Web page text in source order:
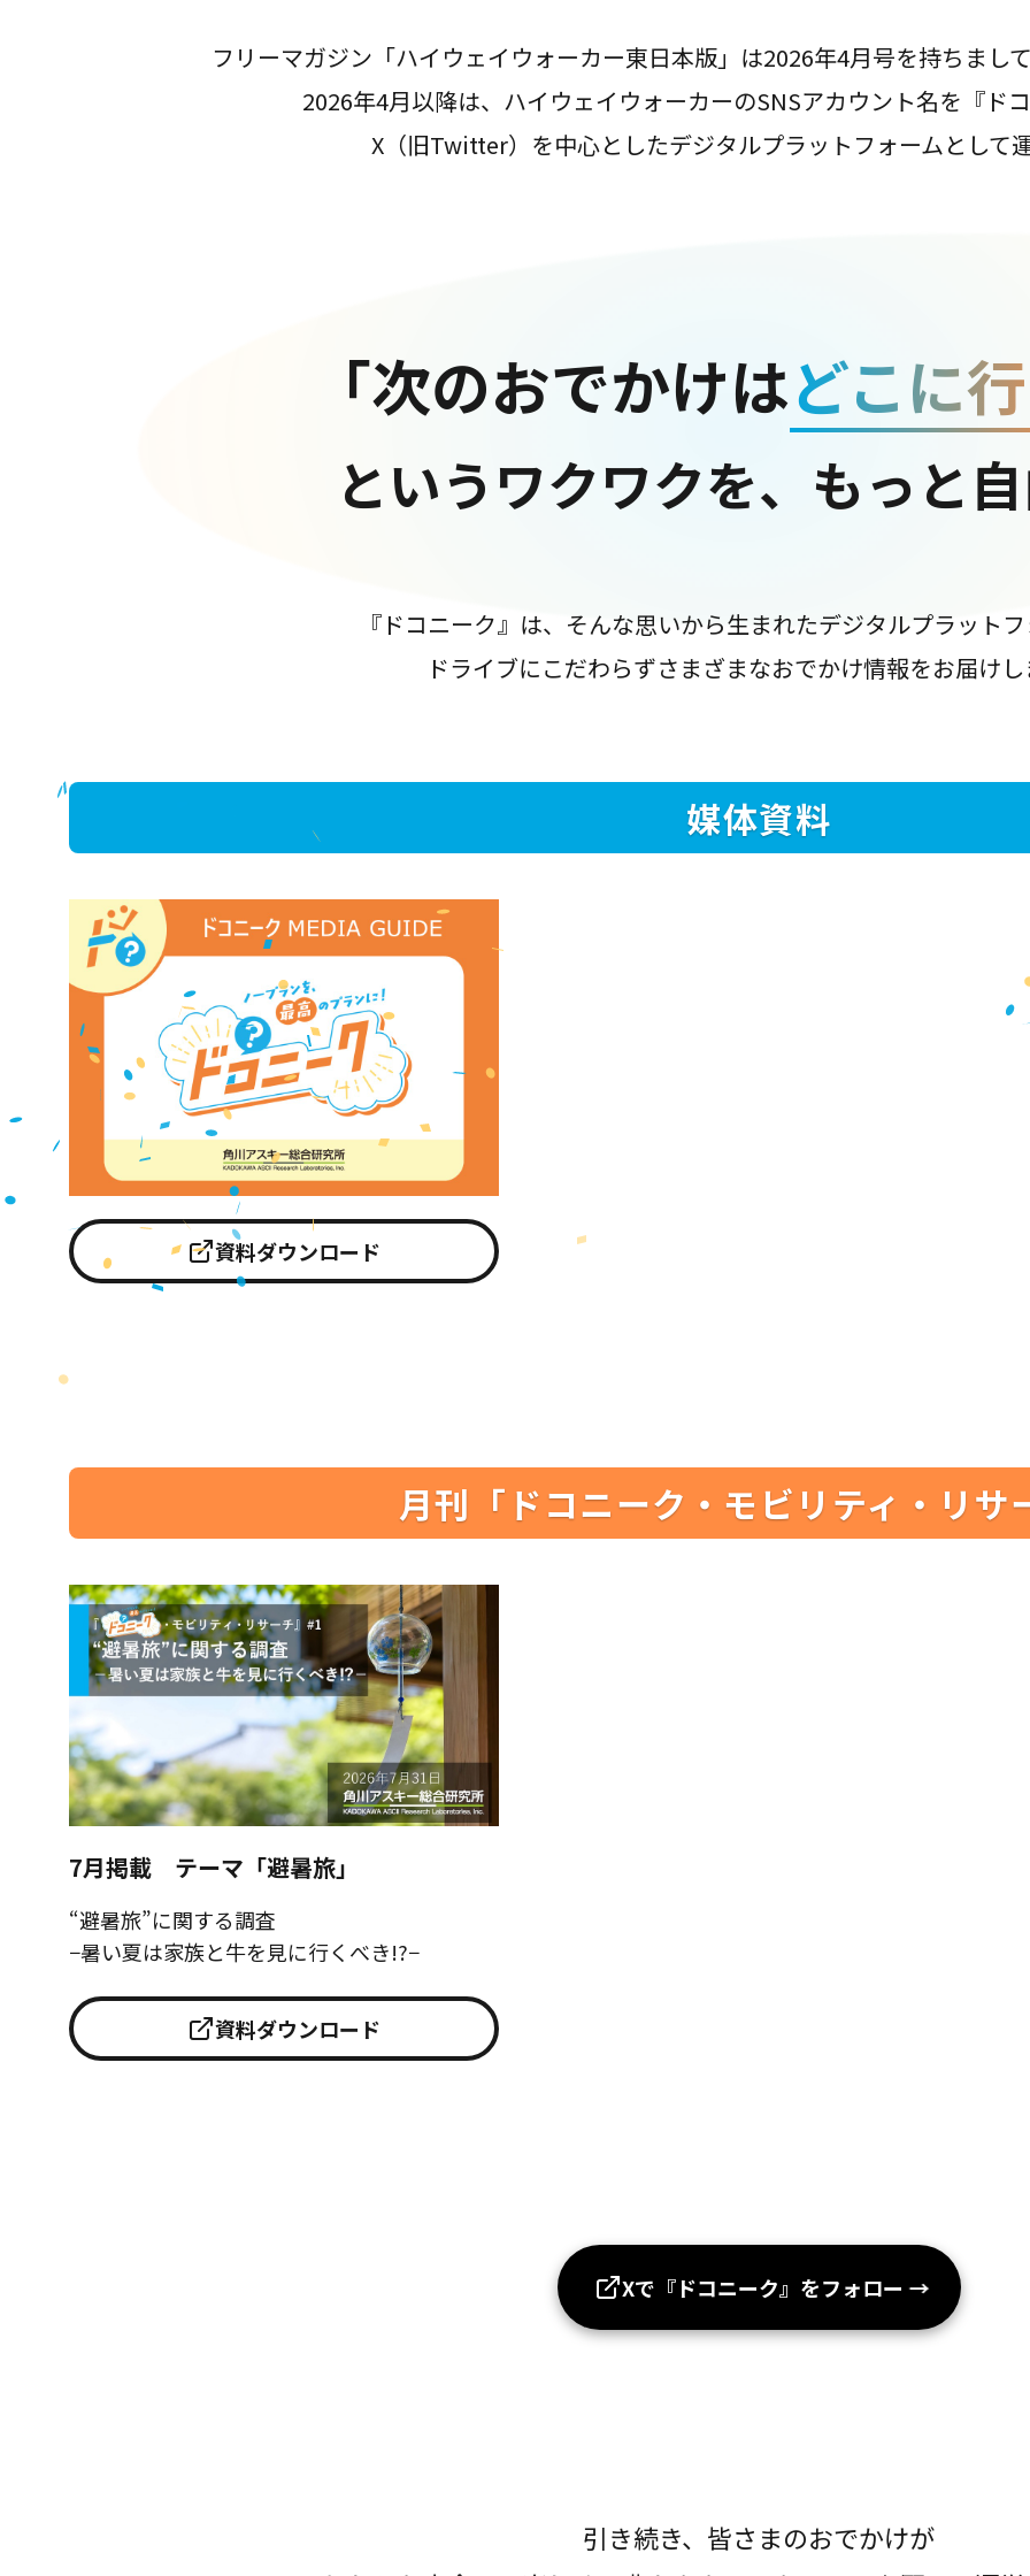
フリーマガジン「ハイウェイウォーカー東日本版」は2026年4月号を持ちまし
2026年4月以降は、ハイウェイウォーカーのSNSアカウント名を『ド
X（旧Twitter）を中心としたデジタルプラットフォームとして
「次のおでかけはどこに
というワクワクを、もっと
『ドコニーク』は、そんな思いから生まれたデジタルプラット
ドライブにこだわらずさまざまなおでかけ情報をお届け
媒体資料
資料ダウンロード
月刊「ドコニーク・モビリティ・リサ
7月掲載 テーマ「避暑旅」
“避暑旅”に関する調査
−暑い夏は家族と牛を見に行くべき!?−
資料ダウンロード
Xで『ドコニーク』をフォロー →
引き続き、皆さまのおでかけが